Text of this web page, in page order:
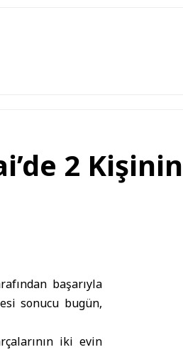
2 Kişinin
başarıyla
sonucu bugün,
iki evin